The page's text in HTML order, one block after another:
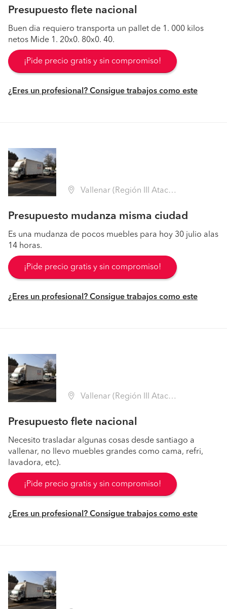
Presupuesto flete nacional
Buen dia requiero transporta un pallet de 1. 000 kilos
netos Mide 1. 20x0. 80x0. 40.
¡Pide precio gratis y sin compromiso!
¿Eres un profesional? Consigue trabajos como este
Vallenar (Región III Atacama - Huasco)
Presupuesto mudanza misma ciudad
Es una mudanza de pocos muebles para hoy 30 julio alas
14 horas.
¡Pide precio gratis y sin compromiso!
¿Eres un profesional? Consigue trabajos como este
Vallenar (Región III Atacama - Huasco)
Presupuesto flete nacional
Necesito trasladar algunas cosas desde santiago a
vallenar, no llevo muebles grandes como cama, refri,
lavadora, etc).
¡Pide precio gratis y sin compromiso!
¿Eres un profesional? Consigue trabajos como este